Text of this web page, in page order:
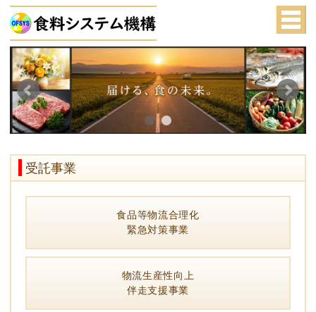
受託事業
食品等物流合理化
緊急対策事業
物流生産性向上
伴走支援事業